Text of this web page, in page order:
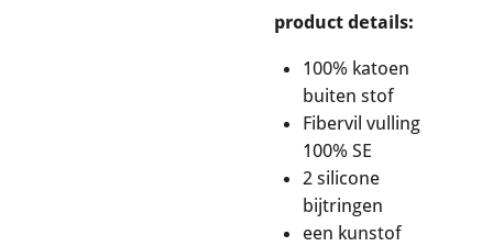
product details:
100% katoen
buiten stof
Fibervil vulling
100% SE
2 silicone
bijtringen
een kunstof